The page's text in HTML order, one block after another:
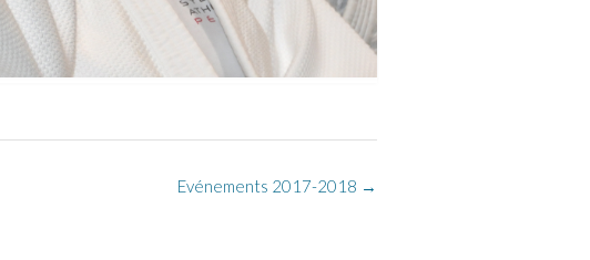
Evénements 2017-2018 →